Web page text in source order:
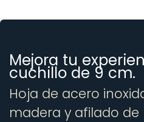
Mejora tu
cuchillo de 9 cm.
Hoja de acero
madera y afilado